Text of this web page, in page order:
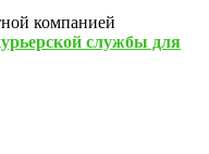
компанией
службы для